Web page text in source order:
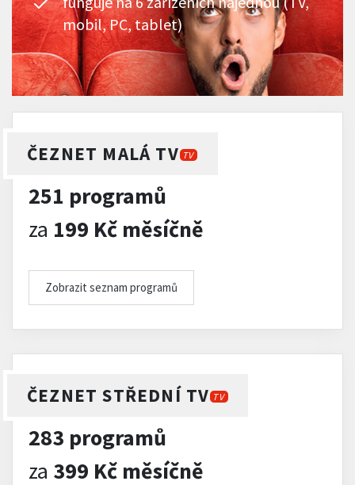
mobil, PC, tablet)
ČEZNET MALÁ TV TV
251 programů
za 199 Kč měsíčně
Zobrazit seznam programů
ČEZNET STŘEDNÍ TV TV
283 programů
za 399 Kč měsíčně